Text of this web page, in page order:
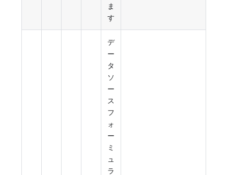
ま
す
デ
ー
タ
ソ
ー
ス
フ
ォ
ー
ミ
ュ
ラ